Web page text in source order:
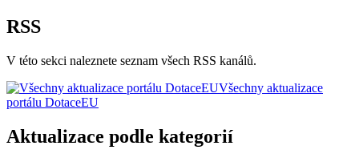
RSS
V této sekci naleznete seznam všech RSS kanálů.
Všechny aktualizace
portálu DotaceEU
Aktualizace podle kategorií